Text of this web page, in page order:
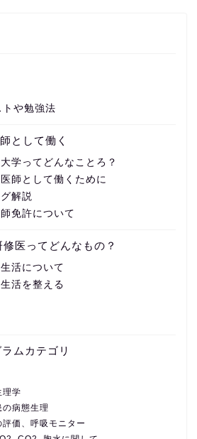
や勉強法
として働く
学ってどんなことろ？
師として働くために
解説
免許について
医ってどんなもの？
活について
活を整える
ムカテゴリ
理学
病態生理
価、呼吸モニター